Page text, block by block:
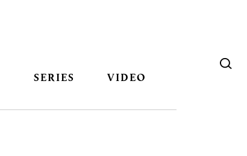
SERIES VIDEO